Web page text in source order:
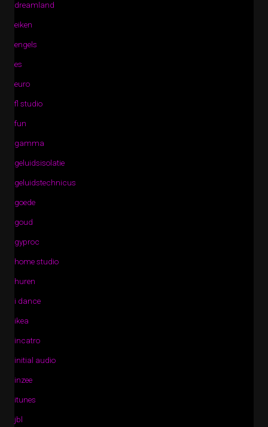
dreamland
eiken
engels
es
euro
fl studio
fun
gamma
geluidsisolatie
geluidstechnicus
goede
goud
gyproc
home studio
huren
i dance
ikea
incatro
initial audio
inzee
itunes
jbl